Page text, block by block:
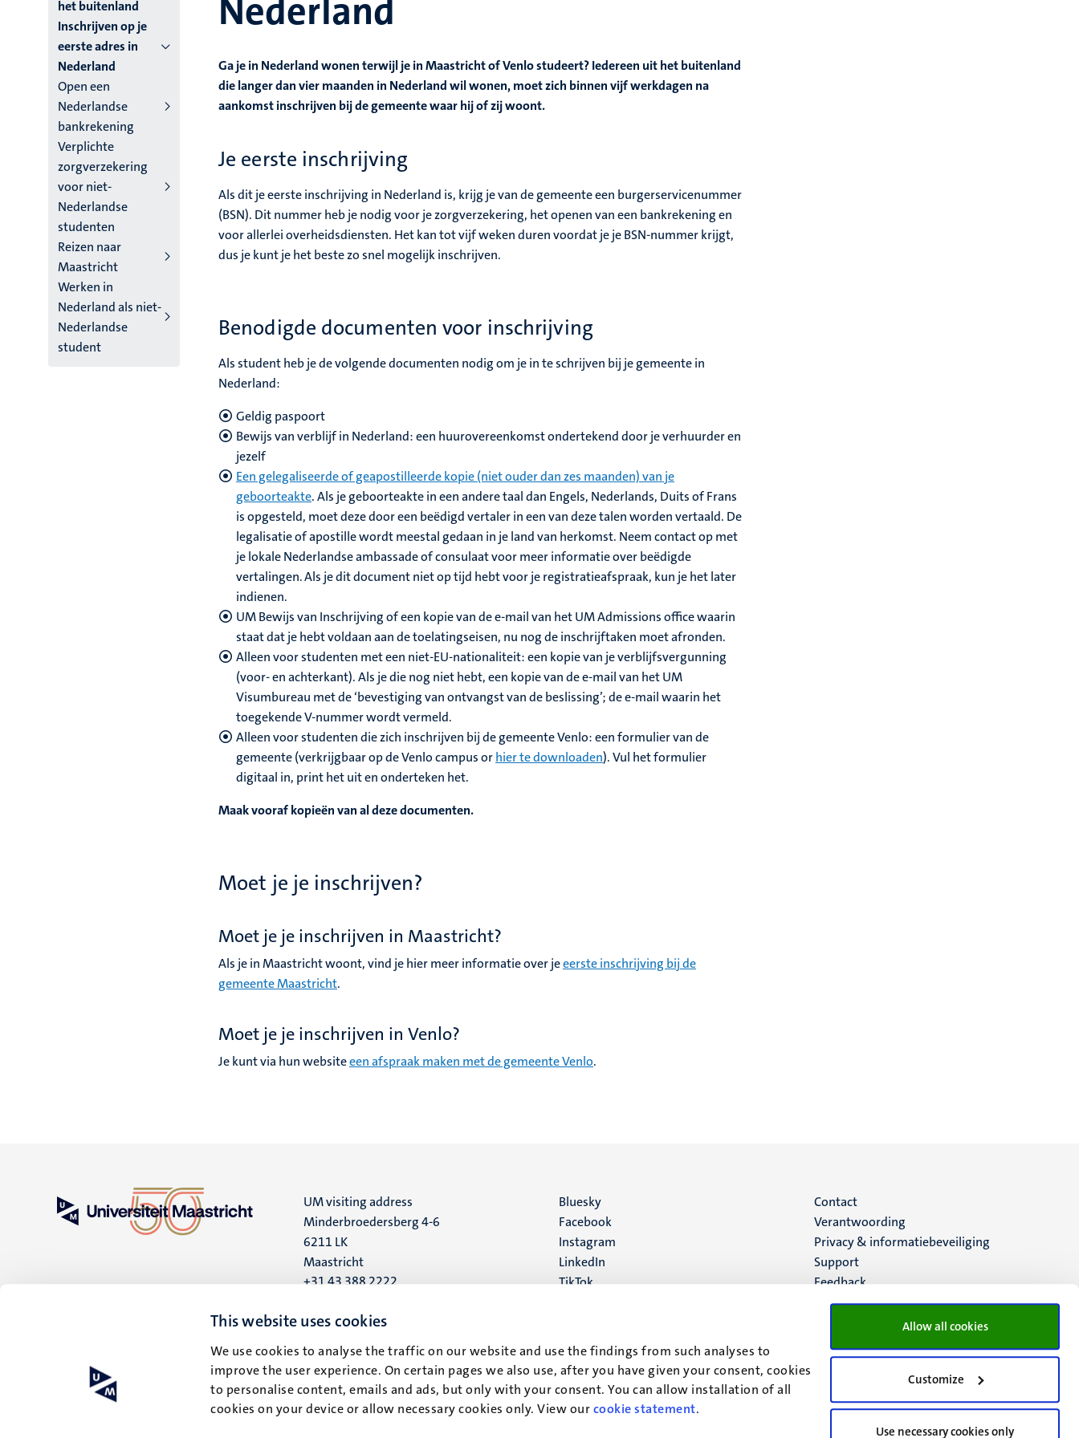
This website uses cookies
We use cookies to analyse the traffic on our website and use the findings from such analyses to
improve the user experience. On certain pages we also use, after you have given your consent, cookies
to personalise content, emails and ads, but only with your consent. You can allow installation of all
cookies on your device or allow necessary cookies only. View ourcookie statement.
Allow all cookies
Customize
Use necessary cookies only
4
Nederlands
(NL)
het buitenland
Inschrijven op je
eerste adres in
Nederland
Open een
Nederlandse
bankrekening
Verplichte
zorgverzekering
voor niet-
Nederlandse
studenten
Reizen naar
Maastricht
Werken in
Nederland als niet-
Nederlandse
student
Nederland
Ga je in Nederland wonen terwijl je in Maastricht of Venlo studeert? Iedereen uit het buitenland
die langer dan vier maanden in Nederland wil wonen, moet zich binnen vijf werkdagen na
aankomst inschrijven bij de gemeente waar hij of zij woont.
Je eerste inschrijving
Als dit je eerste inschrijving in Nederland is, krijg je van de gemeente een burgerservicenummer
(BSN). Dit nummer heb je nodig voor je zorgverzekering, het openen van een bankrekening en
voor allerlei overheidsdiensten. Het kan tot vijf weken duren voordat je je BSN-nummer krijgt,
dus je kunt je het beste zo snel mogelijk inschrijven.
Benodigde documenten voor inschrijving
Als student heb je de volgende documenten nodig om je in te schrijven bij je gemeente in
Nederland:
Geldig paspoort
Bewijs van verblijf in Nederland: een huurovereenkomst ondertekend door je verhuurder en
jezelf
Een gelegaliseerde of geapostilleerde kopie (niet ouder dan zes maanden) van je
geboorteakte. Als je geboorteakte in een andere taal dan Engels, Nederlands, Duits of Frans
is opgesteld, moet deze door een beëdigd vertaler in een van deze talen worden vertaald. De
legalisatie of apostille wordt meestal gedaan in je land van herkomst. Neem contact op met
je lokale Nederlandse ambassade of consulaat voor meer informatie over beëdigde
vertalingen. Als je dit document niet op tijd hebt voor je registratieafspraak, kun je het later
indienen.
UM Bewijs van Inschrijving of een kopie van de e-mail van het UM Admissions office waarin
staat dat jehebt voldaan aan de toelatingseisen, nu nog de inschrijftaken moet afronden.
Alleen voor studenten met een niet-EU-nationaliteit: een kopie van je verblijfsvergunning
(voor- en achterkant). Als je die nog niet hebt, een kopie van de e-mail van het UM
Visumbureau met de ‘bevestiging van ontvangst van de beslissing’; de e-mail waarin het
toegekende V-nummer wordt vermeld.
Alleen voor studenten die zich inschrijven bij de gemeente Venlo: een formulier van de
gemeente (verkrijgbaar op de Venlo campus orhier te downloaden). Vul het formulier
digitaal in, print het uit en onderteken het.
Maak vooraf kopieën van al deze documenten.
Moet je je inschrijven?
Moet je je inschrijven in Maastricht?
Als je in Maastricht woont, vind je hier meer informatie over jeeerste inschrijving bij de
gemeente Maastricht.
Moet je je inschrijven in Venlo?
Je kunt via hun websiteeen afspraak maken met de gemeente Venlo.
UM visiting address
Minderbroedersberg 4-6
6211 LK
Maastricht
+31 43 388 2222
UM postal address
6200 MD
Maastricht
Social
media
Bluesky
Facebook
Instagram
LinkedIn
TikTok
Menu
footer
(NL)
Contact
Verantwoording
Privacy & informatiebeveiliging
Support
Feedback